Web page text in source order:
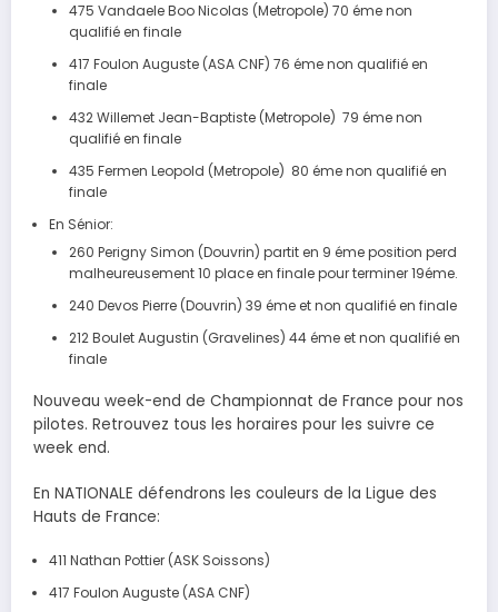
475 Vandaele Boo Nicolas (Metropole) 70 éme non
qualifié en finale
417 Foulon Auguste (ASA CNF) 76 éme non qualifié en
finale
432 Willemet Jean-Baptiste (Metropole) 79 éme non
qualifié en finale
435 Fermen Leopold (Metropole) 80 éme non qualifié en
finale
En Sénior:
260 Perigny Simon (Douvrin) partit en 9 éme position perd
malheureusement 10 place en finale pour terminer 19éme.
240 Devos Pierre (Douvrin) 39 éme et non qualifié en finale
212 Boulet Augustin (Gravelines) 44 éme et non qualifié en
finale
Nouveau week-end de Championnat de France pour nos
pilotes. Retrouvez tous les horaires pour les suivre ce
week end.
En NATIONALE défendrons les couleurs de la Ligue des
Hauts de France:
411 Nathan Pottier (ASK Soissons)
417 Foulon Auguste (ASA CNF)